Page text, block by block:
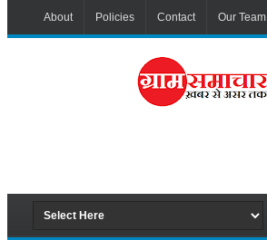
About Policies Contact Our Team